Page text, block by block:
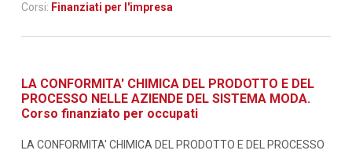
Corsi: Finanziati per l'impresa
LA CONFORMITA' CHIMICA DEL PRODOTTO E DEL
PROCESSO NELLE AZIENDE DEL SISTEMA MODA.
Corso finanziato per occupati
LA CONFORMITA' CHIMICA DEL PRODOTTO E DEL PROCESSO